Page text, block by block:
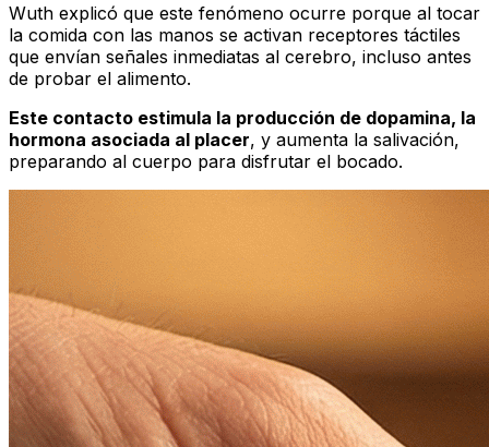
Wuth explicó que este fenómeno ocurre porque al tocar
la comida con las manos se activan receptores táctiles
que envían señales inmediatas al cerebro, incluso antes
de probar el alimento.
Este contacto estimula la producción de dopamina, la
hormona asociada al placer, y aumenta la salivación,
preparando al cuerpo para disfrutar el bocado.